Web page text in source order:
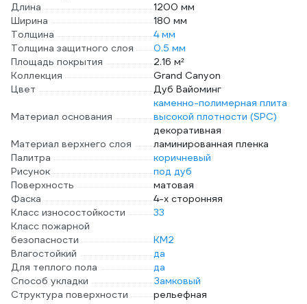
Длина
1200 мм
Ширина
180 мм
Толщина
4 мм
Толщина защитного слоя
0.5 мм
Площадь покрытия
2.16 м²
Коллекция
Grand Сanyon
Цвет
Дуб Вайоминг
Материал основания
каменно-полимерная плита
высокой плотности (SPC)
Материал верхнего слоя
декоративная
ламинированная пленка
Палитра
коричневый
Рисунок
под дуб
Поверхность
матовая
Фаска
4-х сторонняя
Класс износостойкости
33
Класс пожарной
безопасности
КМ2
Влагостойкий
да
Для теплого пола
да
Способ укладки
Замковый
Структура поверхности
рельефная